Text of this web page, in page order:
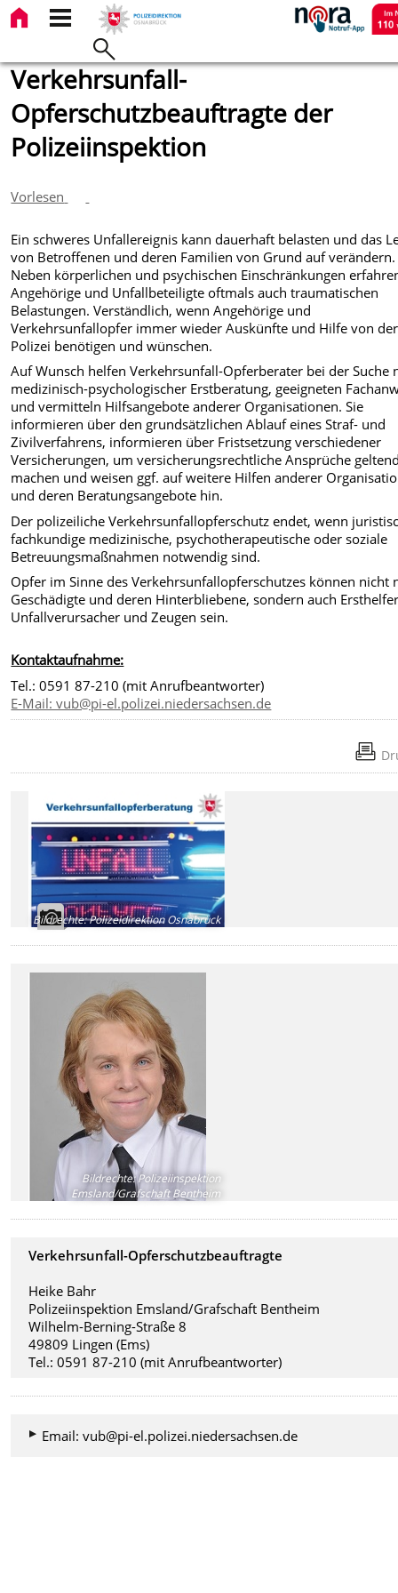
Verkehrsunfall-
Opferschutzbeauftragte der
Polizeiinspektion
Vorlesen
Ein schweres Unfallereignis kann dauerhaft belasten und das
von Betroffenen und deren Familien von Grund auf verändern.
Neben körperlichen und psychischen Einschränkungen
Angehörige und Unfallbeteiligte oftmals auch traumatischen
Belastungen. Verständlich, wenn Angehörige und
Verkehrsunfallopfer immer wieder Auskünfte und Hilfe von der
Polizei benötigen und wünschen.
Auf Wunsch helfen Verkehrsunfall-Opferberater bei der Suche
medizinisch-psychologischer Erstberatung, geeigneten
und vermitteln Hilfsangebote anderer Organisationen. Sie
informieren über den grundsätzlichen Ablauf eines Straf- und
Zivilverfahrens, informieren über Fristsetzung verschiedener
Versicherungen, um versicherungsrechtliche Ansprüche
machen und weisen ggf. auf weitere Hilfen anderer
und deren Beratungsangebote hin.
Der polizeiliche Verkehrsunfallopferschutz endet, wenn
fachkundige medizinische, psychotherapeutische oder soziale
Betreuungsmaßnahmen notwendig sind.
Opfer im Sinne des Verkehrsunfallopferschutzes können nicht
Geschädigte und deren Hinterbliebene, sondern auch
Unfallverursacher und Zeugen sein.
Kontaktaufnahme:
Tel.: 0591 87-210 (mit Anrufbeantworter)
E-Mail: vub@pi-el.polizei.niedersachsen.de
Bildrechte:Polizeidirektion Osnabrück
Bildrechte:Polizeiinspektion
Emsland/Grafschaft Bentheim
Verkehrsunfall-Opferschutzbeauftragte
Heike Bahr
Polizeiinspektion Emsland/Grafschaft Bentheim
Wilhelm-Berning-Straße 8
49809 Lingen (Ems)
Tel.: 0591 87-210 (mit Anrufbeantworter)
Email: vub@pi-el.polizei.niedersachsen.de